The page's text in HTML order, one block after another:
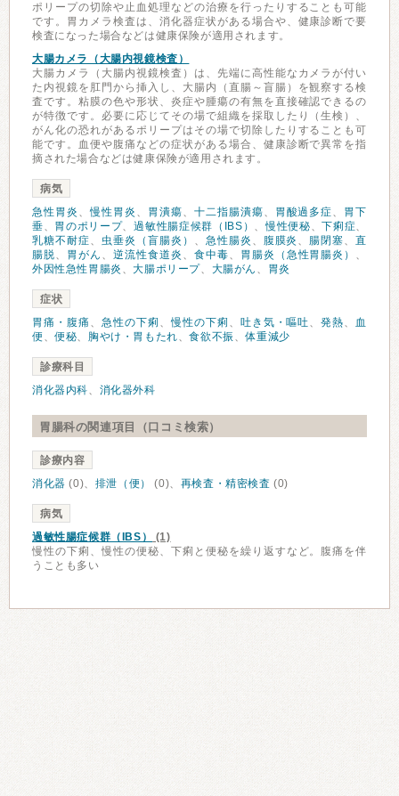
ポリープの切除や止血処理などの治療を行ったりすることも可能
です。胃カメラ検査は、消化器症状がある場合や、健康診断で要
検査になった場合などは健康保険が適用されます。
大腸カメラ（大腸内視鏡検査）
大腸カメラ（大腸内視鏡検査）は、先端に高性能なカメラが付い
た内視鏡を肛門から挿入し、大腸内（直腸～盲腸）を観察する検
査です。粘膜の色や形状、炎症や腫瘍の有無を直接確認できるの
が特徴です。必要に応じてその場で組織を採取したり（生検）、
がん化の恐れがあるポリープはその場で切除したりすることも可
能です。血便や腹痛などの症状がある場合、健康診断で異常を指
摘された場合などは健康保険が適用されます。
病気
急性胃炎 、慢性胃炎 、 胃潰瘍、 十二指腸潰瘍、 胃酸過多症、 胃下
垂、 胃のポリープ、過敏性腸症候群（IBS） 、慢性便秘、下痢症、
乳糖不耐症、 虫垂炎（盲腸炎） 、 急性腸炎 、 腹膜炎 、 腸閉塞、直
腸脱、 胃がん 、 逆流性食道炎 、 食中毒、 胃腸炎（急性胃腸炎） 、
外因性急性胃腸炎 、大腸ポリープ、 大腸がん 、 胃炎
症状
胃痛・腹痛 、 急性の下痢 、慢性の下痢 、 吐き気・嘔吐、発熱、 血
便、便秘、 胸やけ・胃もたれ、食欲不振 、体重減少
診療科目
消化器内科、 消化器外科
胃腸科の関連項目（口コミ検索）
診療内容
消化器 (0)、 排泄（便） (0)、 再検査・精密検査 (0)
病気
過敏性腸症候群（IBS）
(1)
慢性の下痢、慢性の便秘、下痢と便秘を繰り返すなど。腹痛を伴
うことも多い